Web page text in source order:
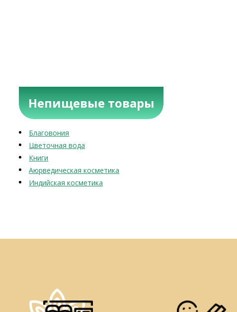
Непищевые товары
Благовония
Цветочная вода
Книги
Аюрведическая косметика
Индийская косметика